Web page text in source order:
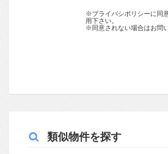
類似物件を探す